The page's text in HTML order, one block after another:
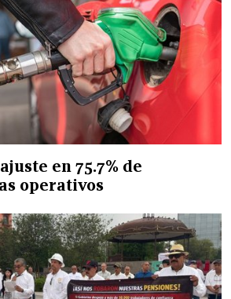
en 75.7% de
operativos